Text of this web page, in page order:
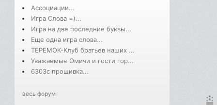
Ассоциации...
Игра Слова =)...
Игра на две последние буквы...
Еще одна игра слова...
ТЕРЕМОК-Клуб братьев наших ...
Уважаемые Омичи и гости гор...
6303с прошивка...
весь форум